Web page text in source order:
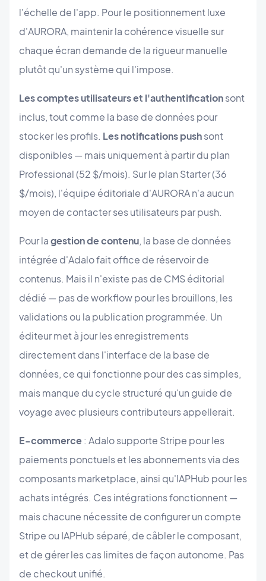
l'échelle de l'app. Pour le positionnement luxe
d'AURORA, maintenir la cohérence visuelle sur
chaque écran demande de la rigueur manuelle
plutôt qu'un système qui l'impose.
Les comptes utilisateurs et l'authentificationsont
inclus, tout comme la base de données pour
stocker les profils. Les notifications pushsont
disponibles — mais uniquement à partir du plan
Professional (52 $/mois). Sur le plan Starter (36
$/mois), l'équipe éditoriale d'AURORA n'a aucun
moyen de contacter ses utilisateurs par push.
Pour lagestion de contenu, la base de données
intégrée d'Adalo fait office de réservoir de
contenus. Mais il n'existe pas de CMS éditorial
dédié — pas de workflow pour les brouillons, les
validations ou la publication programmée. Un
éditeur met à jour les enregistrements
directement dans l'interface de la base de
données, ce qui fonctionne pour des cas simples,
mais manque du cycle structuré qu'un guide de
voyage avec plusieurs contributeurs appellerait.
E-commerce: Adalo supporte Stripe pour les
paiements ponctuels et les abonnements via des
composants marketplace, ainsi qu'IAPHub pour les
achats intégrés. Ces intégrations fonctionnent —
mais chacune nécessite de configurer un compte
Stripe ou IAPHub séparé, de câbler le composant,
et de gérer les cas limites de façon autonome. Pas
de checkout unifié.